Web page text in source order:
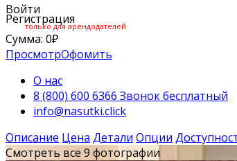
Войти
Регистрация
только для арендодателей
Сумма: 0₽
ПросмотрОфомить
О нас
8 (800) 600 6366 Звонок бесплатный
info@nasutki.click
Описание Цена Детали Опции
Смотреть все 9 фотографии